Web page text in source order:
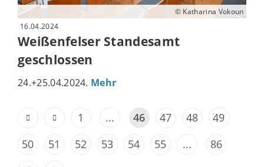
© Katharina Vokoun
16.04.2024
Weißenfelser Standesamt
geschlossen
24.+25.04.2024. Mehr
1 ... 46 47 48
49
50
51 52 53 54 55 ... 86